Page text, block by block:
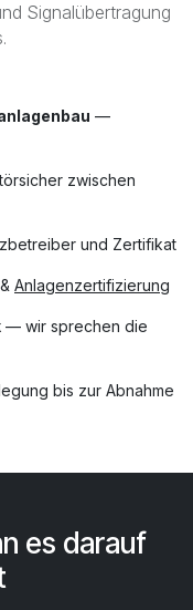
Signalübertragung
—
zwischen
und Zertifikat
& Anlagenzertifizierung
— wir sprechen die
bis zur Abnahme
es darauf